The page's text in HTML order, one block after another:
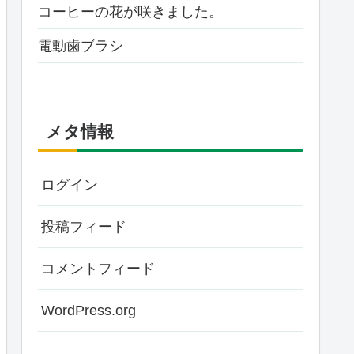
コーヒーの花が咲きました。
電動歯ブラシ
メタ情報
ログイン
投稿フィード
コメントフィード
WordPress.org